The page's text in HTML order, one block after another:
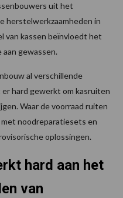
uit het
herstelwerkzaamheden in
van kassen beïnvloedt het
gewassen.
al verschillende
hard gewerkt om kasruiten
Waar de voorraad ruiten
noodreparatiesets en
oplossingen.
hard aan het
van